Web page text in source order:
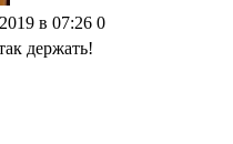
в 07:26 0
держать!